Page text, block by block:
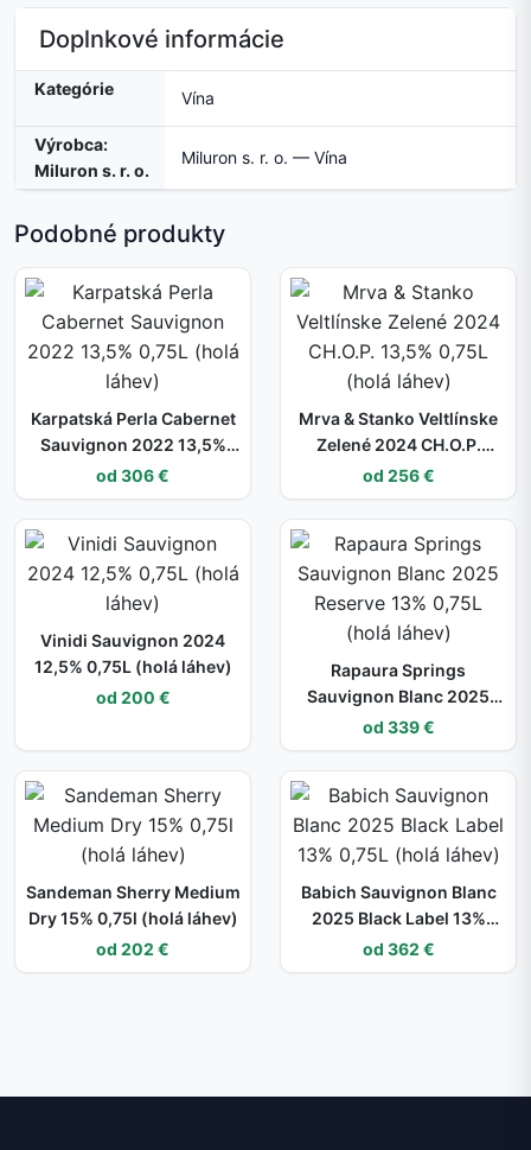
Doplnkové informácie
Kategórie Vína
Výrobca:
Miluron s. r. o.
Miluron s. r. o. — Vína
Podobné produkty
Karpatská Perla Cabernet
Sauvignon 2022 13,5%
0,75L (holá láhev)
od 306 €
Mrva & Stanko Veltlínske
Zelené 2024 CH.O.P.
13,5% 0,75L (holá láhev)
od 256 €
Vinidi Sauvignon 2024
12,5% 0,75L (holá láhev)
od 200 €
Rapaura Springs
Sauvignon Blanc 2025
Reserve 13% 0,75L (holá
láhev)
od 339 €
Sandeman Sherry Medium
Dry 15% 0,75l (holá láhev)
od 202 €
Babich Sauvignon Blanc
2025 Black Label 13%
0,75L (holá láhev)
od 362 €